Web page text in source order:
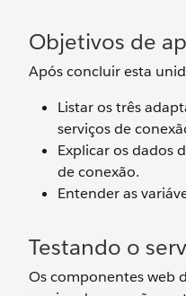
Objetivos de
Após concluir esta
Listar os três
serviços de
Explicar os dados
de conexão.
Entender as
Testando o
Os componentes web